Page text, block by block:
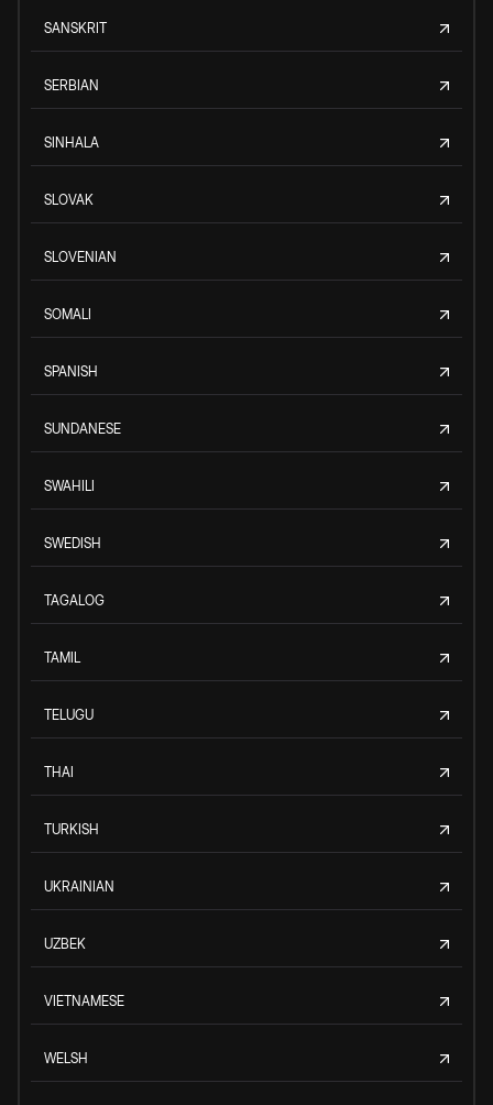
SANSKRIT
SERBIAN
SINHALA
SLOVAK
SLOVENIAN
SOMALI
SPANISH
SUNDANESE
SWAHILI
SWEDISH
TAGALOG
TAMIL
TELUGU
THAI
TURKISH
UKRAINIAN
UZBEK
VIETNAMESE
WELSH